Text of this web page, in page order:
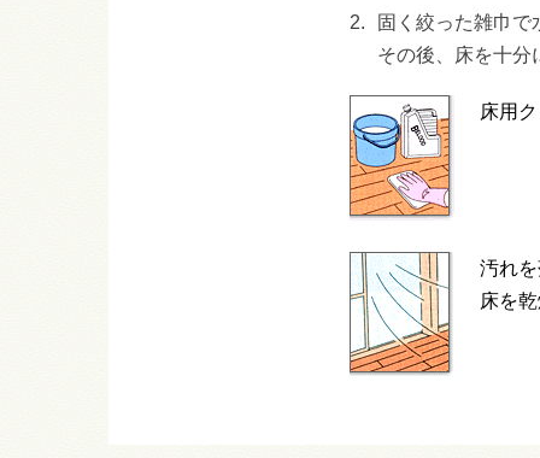
2.
固く絞った雑巾で
その後、床を十分
床用
汚れ
床を